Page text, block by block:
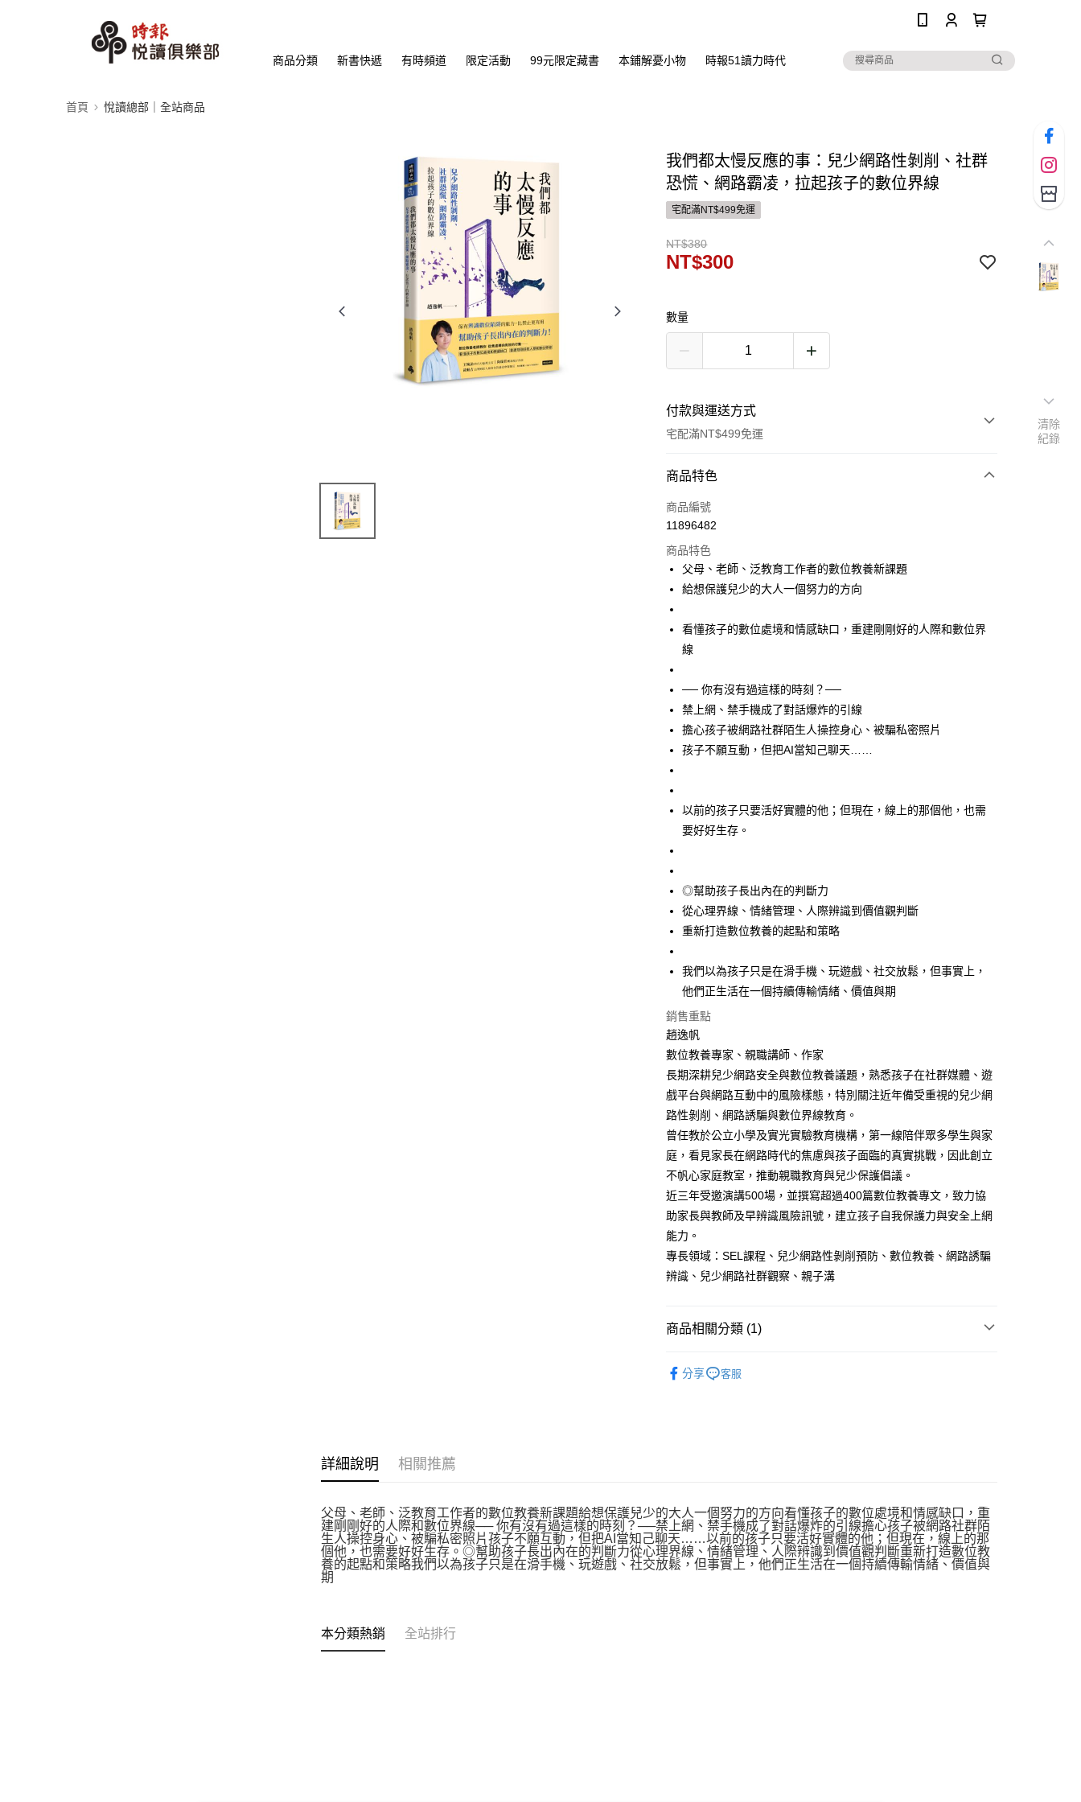
商品分類 新書快遞 有時頻道 限定活動 99元限定藏書 本鋪解憂小物 時報51讀力時代
首頁 悅讀總部｜全站商品
我們都太慢反應的事：兒少網路性剝削、社群
恐慌、網路霸凌，拉起孩子的數位界線
宅配滿NT$499免運
NT$380
NT$300
數量
付款與運送方式
宅配滿NT$499免運
付款方式
信用卡一次付款
運送方式
宅配
每筆NT$100，滿NT$499(含以上)免運費
商品特色
商品編號
11896482
商品特色
父母、老師、泛教育工作者的數位教養新課題
給想保護兒少的大人一個努力的方向
看懂孩子的數位處境和情感缺口，重建剛剛好的人際和數位界
線
── 你有沒有過這樣的時刻？──
禁上網、禁手機成了對話爆炸的引線
擔心孩子被網路社群陌生人操控身心、被騙私密照片
孩子不願互動，但把AI當知己聊天……
以前的孩子只要活好實體的他；但現在，線上的那個他，也需
要好好生存。
◎幫助孩子長出內在的判斷力
從心理界線、情緒管理、人際辨識到價值觀判斷
重新打造數位教養的起點和策略
我們以為孩子只是在滑手機、玩遊戲、社交放鬆，但事實上，
他們正生活在一個持續傳輸情緒、價值與期
銷售重點
趙逸帆
數位教養專家、親職講師、作家
長期深耕兒少網路安全與數位教養議題，熟悉孩子在社群媒體、遊
戲平台與網路互動中的風險樣態，特別關注近年備受重視的兒少網
路性剝削、網路誘騙與數位界線教育。
曾任教於公立小學及實光實驗教育機構，第一線陪伴眾多學生與家
庭，看見家長在網路時代的焦慮與孩子面臨的真實挑戰，因此創立
不帆心家庭教室，推動親職教育與兒少保護倡議。
近三年受邀演講500場，並撰寫超過400篇數位教養專文，致力協
助家長與教師及早辨識風險訊號，建立孩子自我保護力與安全上網
能力。
專長領域：SEL課程、兒少網路性剝削預防、數位教養、網路誘騙
辨識、兒少網路社群觀察、親子溝
商品相關分類 (1)
分享
客服
詳細說明 相關推薦
父母、老師、泛教育工作者的數位教養新課題給想保護兒少的大人一個努力的方向看懂孩子的數位處境和情感缺口，重
建剛剛好的人際和數位界線── 你有沒有過這樣的時刻？──禁上網、禁手機成了對話爆炸的引線擔心孩子被網路社群陌
生人操控身心、被騙私密照片孩子不願互動，但把AI當知己聊天……以前的孩子只要活好實體的他；但現在，線上的那
個他，也需要好好生存。◎幫助孩子長出內在的判斷力從心理界線、情緒管理、人際辨識到價值觀判斷重新打造數位教
養的起點和策略我們以為孩子只是在滑手機、玩遊戲、社交放鬆，但事實上，他們正生活在一個持續傳輸情緒、價值與
期
本分類熱銷 全站排行
清除
紀錄